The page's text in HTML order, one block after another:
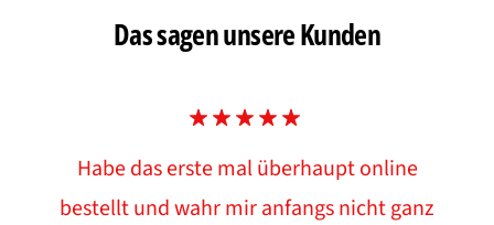
Das sagen unsere Kunden
Habe das erste mal überhaupt online
bestellt und wahr mir anfangs nicht ganz